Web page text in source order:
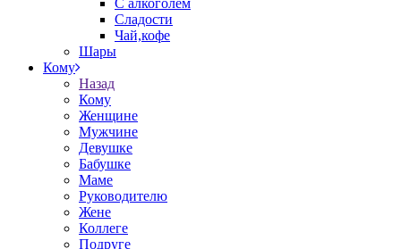
С алкоголем
Сладости
Чай,кофе
Шары
Кому
Назад
Кому
Женщине
Мужчине
Девушке
Бабушке
Маме
Руководителю
Жене
Коллеге
Подруге